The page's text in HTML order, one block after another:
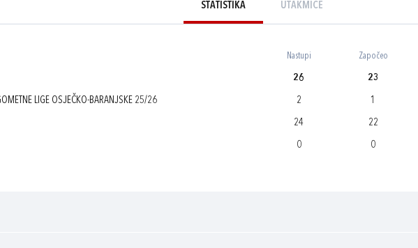
STATISTIKA UTAKMICE
Nastupi Započeo
26 23
LIGE OSJEČKO-BARANJSKE 25/26 2 1
24 22
0 0